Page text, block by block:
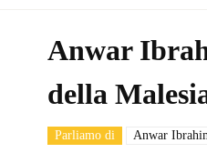
Anwar
della
Parliamo di Anwar